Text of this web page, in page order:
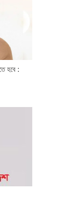
হবে :